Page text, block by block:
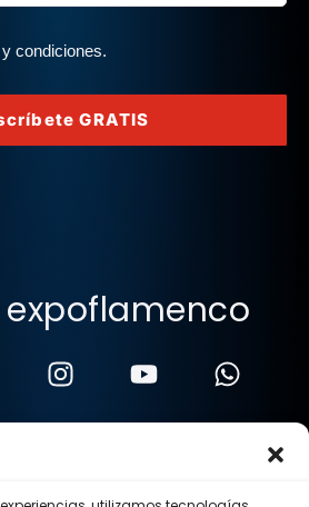
condiciones.
GRATIS
expoflamenco
Y Condiciones